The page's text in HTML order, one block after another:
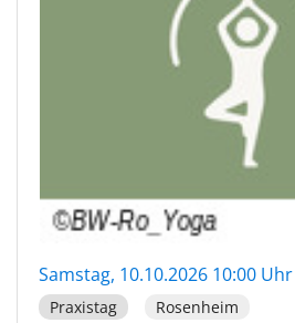
Samstag, 10.10.2026 10:00 Uhr
Praxistag Rosenheim